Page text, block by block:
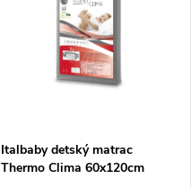
Italbaby detský matrac
Thermo Clima 60x120cm